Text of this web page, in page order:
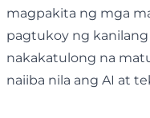
magpakita ng mga
pagtukoy ng
nakakatulong na
naiiba nila ang AI at